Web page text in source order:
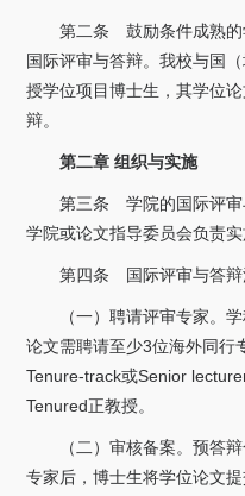
信息公开
关于我们
选择身份
信息系统
下载中心
第二条 鼓励条件成熟的
国际评审与答辩。我校与国
授学位项目博士生，其学位
辩。
第二章 组织与实施
第三条 学院的国际评审
学院或论文指导委员会负责
第四条 国际评审与答辩
（一）聘请评审专家。
论文需聘请至少3位海外同行
Tenure-track或Senior
Tenured正教授。
（二）审核备案。预答
专家后，博士生将学位论文